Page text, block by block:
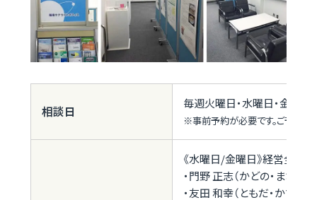
相談日
毎週火曜日・水曜日・金曜日
※事前予約が必要です。ご予約は
《水曜日/金曜日》経営全般
・門野 正志（かどの・まさし
・友田 和幸（ともだ・かずゆ